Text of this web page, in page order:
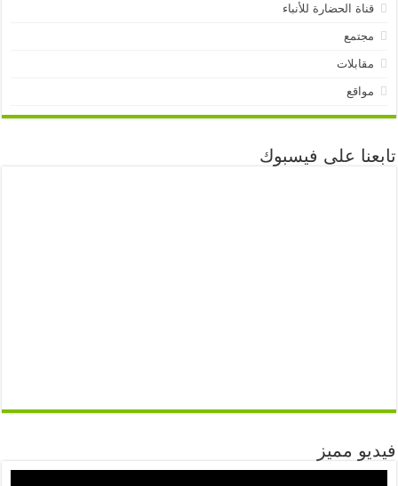
قناة الحضارة للأنباء
مجتمع
مقابلات
مواقع
تابعنا على فيسبوك
فيديو مميز